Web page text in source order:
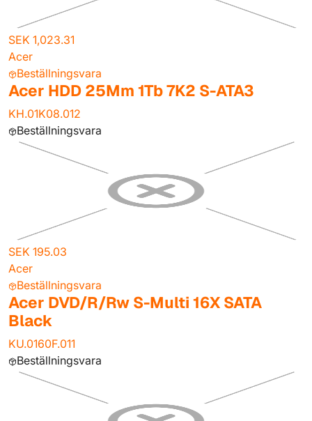
SEK 1,023.31
Acer
Beställningsvara
Acer HDD 25Mm 1Tb 7K2 S-ATA3
KH.01K08.012
Beställningsvara
SEK 195.03
Acer
Beställningsvara
Acer DVD/R/Rw S-Multi 16X SATA
Black
KU.0160F.011
Beställningsvara